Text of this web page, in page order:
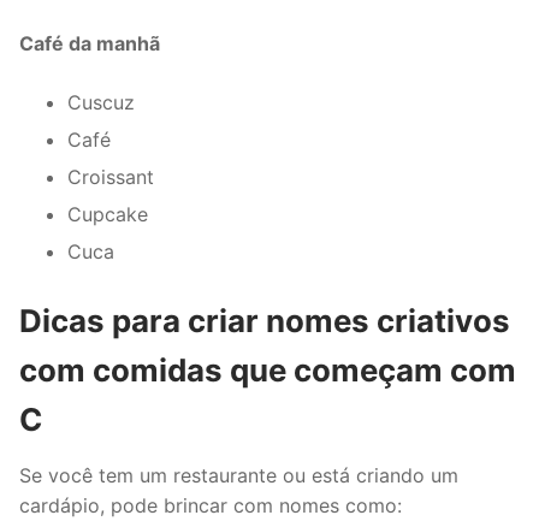
Café da manhã
Cuscuz
Café
Croissant
Cupcake
Cuca
Dicas para criar nomes criativos
com comidas que começam com
C
Se você tem um restaurante ou está criando um
cardápio, pode brincar com nomes como: